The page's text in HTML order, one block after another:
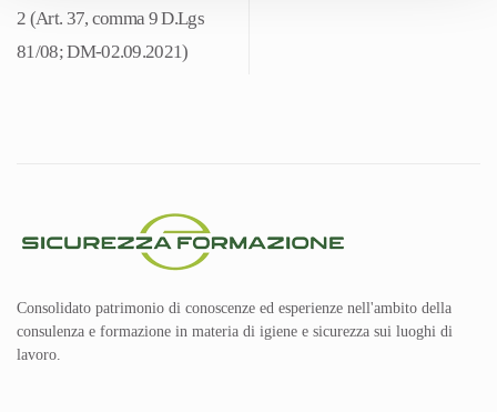
2 (Art. 37, comma 9 D.Lgs
81/08; DM-02.09.2021)
Consolidato patrimonio di conoscenze ed esperienze nell'ambito della
consulenza e formazione in materia di igiene e sicurezza sui luoghi di
lavoro.